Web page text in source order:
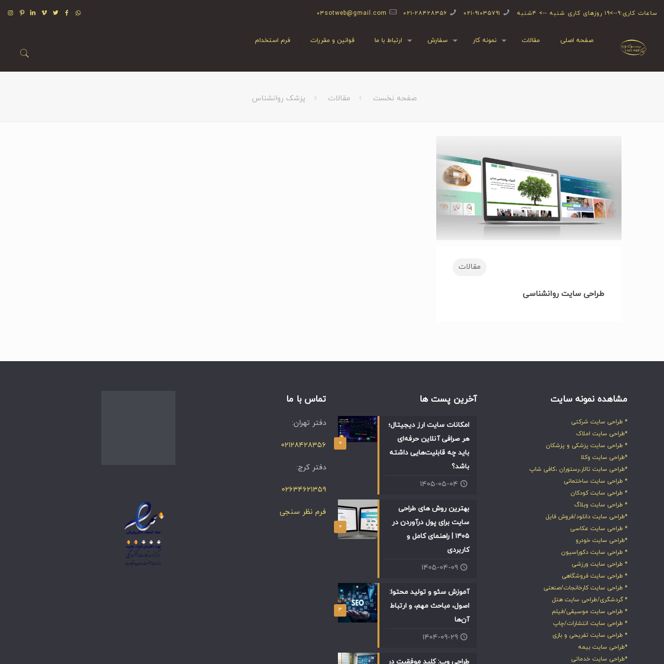
ساعات کاری:۹-->۱۹ روزهای کاری شنبه --> ۴شنبه ۰۲۱-۹۱۰۳۵۷۹۱ ۰۲۱-۲۸۴۲۸۳۵۶ 03sotweb@gmail.com
صفحه اصلی مقالات نمونه کار سفارش ارتباط با ما قوانین و مقررات فرم استخدام
صفحه نخست مقالات پزشک روانشناس
مقالات
طراحی سایت روانشناسی
مشاهده نمونه سایت
* طراحی سایت شرکتی
*طراحی سایت املاک
* طراحی سایت پزشکی و پزشکان
*طراحی سایت وکلا
*طراحی سایت تالار،رستوران ،کافی شاپ
* طراحی سایت ساختمانی
* طراحی سایت کودکان
* طراحی سایت وبلاگ
*طراحی سایت دانلود/فروش فایل
* طراحی سایت عکاسی
*طراحی سایت خودرو
* طراحی سایت دکوراسیون
* طراحی سایت ورزشی
* طراحی سایت فروشگاهی
* طراحی سایت کارخانجات/صنعتی
* گردشگری/طراحی سایت هتل
* طراحی سایت موسیقی/فیلم
* طراحی سایت انتشارات/چاپ
* طراحی سایت تفریحی و بازی
*طراحی سایت بیمه
*طراحی سایت خدماتی
آخرین پست ها
۰
امکانات سایت ارز دیجیتال؛
هر صرافی آنلاین حرفه‌ای
باید چه قابلیت‌هایی داشته
باشد؟
۱۴۰۵-۰۵-۰۴
۰
بهترین روش های طراحی
سایت برای پول درآوردن در
۱۴۰۵ | راهنمای کامل و
کاربردی
۱۴۰۵-۰۴-۰۹
۳
آموزش سئو و تولید محتوا:
اصول، مباحث مهم، و ارتباط
آن‌ها
۱۴۰۴-۰۹-۲۹
طراحی وب: کلید موفقیت در
تماس با ما
دفتر تهران:
۰۲۱۲۸۴۲۸۳۵۶
دفتر کرج:
۰۲۶۳۴۶۲۱۳۵۹
فرم نظر سنجی